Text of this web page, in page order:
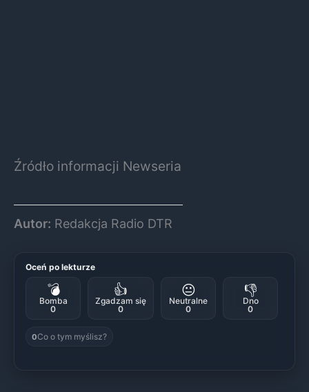
Źródło informacji Newseria
Autor: Redakcja Radio DTR
Oceń po lekturze
💣
Bomba
0
👍
Zgadzam się
0
😐
Neutralne
0
👎
Dno
0
0Co o tym myślisz?